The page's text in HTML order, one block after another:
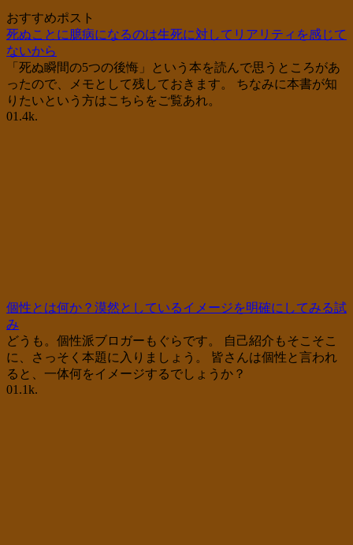
おすすめポスト
死ぬことに臆病になるのは生死に対してリアリティを感じて
ないから
「死ぬ瞬間の5つの後悔」という本を読んで思うところがあ
ったので、メモとして残しておきます。 ちなみに本書が知
りたいという方はこちらをご覧あれ。
01.4k.
個性とは何か？漠然としているイメージを明確にしてみる試
み
どうも。個性派ブロガーもぐらです。 自己紹介もそこそこ
に、さっそく本題に入りましょう。 皆さんは個性と言われ
ると、一体何をイメージするでしょうか？
01.1k.